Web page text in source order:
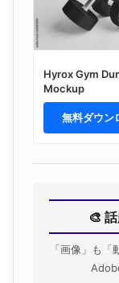
Hyrox Gym
Mockup
無料ダウン
🎨
「画像」も